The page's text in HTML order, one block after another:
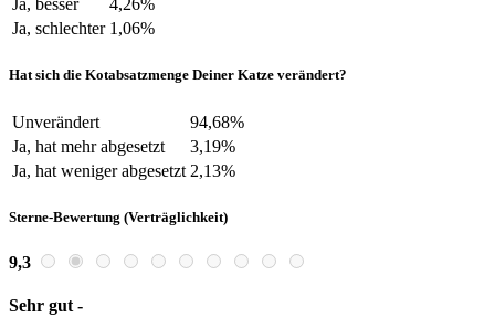
Ja, besser
4,26%
Ja, schlechter 1,06%
Hat sich die Kotabsatzmenge Deiner Katze verändert?
Unverändert
94,68%
Ja, hat mehr abgesetzt
3,19%
Ja, hat weniger abgesetzt 2,13%
Sterne-Bewertung (Verträglichkeit)
9,3
Sehr gut -